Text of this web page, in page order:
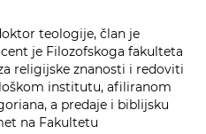
teologije, član je
je Filozofskoga fakulteta
religijske znanosti i redoviti
institutu, afiliranom
a predaje i biblijsku
na Fakultetu